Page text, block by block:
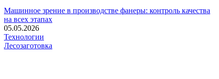
Машинное зрение в производстве фанеры: контроль качества
на всех этапах
05.05.2026
Технологии
Лесозаготовка